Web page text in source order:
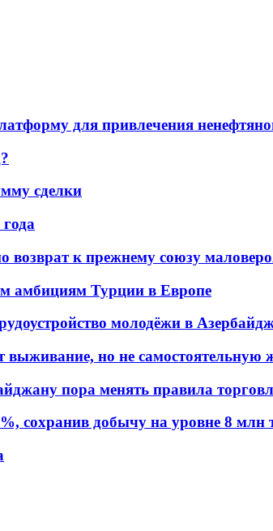
для привлечения
сделки
к прежнему союзу
амбициям Турции в Европе
молодёжи в
но не самостоятельную
пора менять правила
сохранив добычу на уровне 8 млн